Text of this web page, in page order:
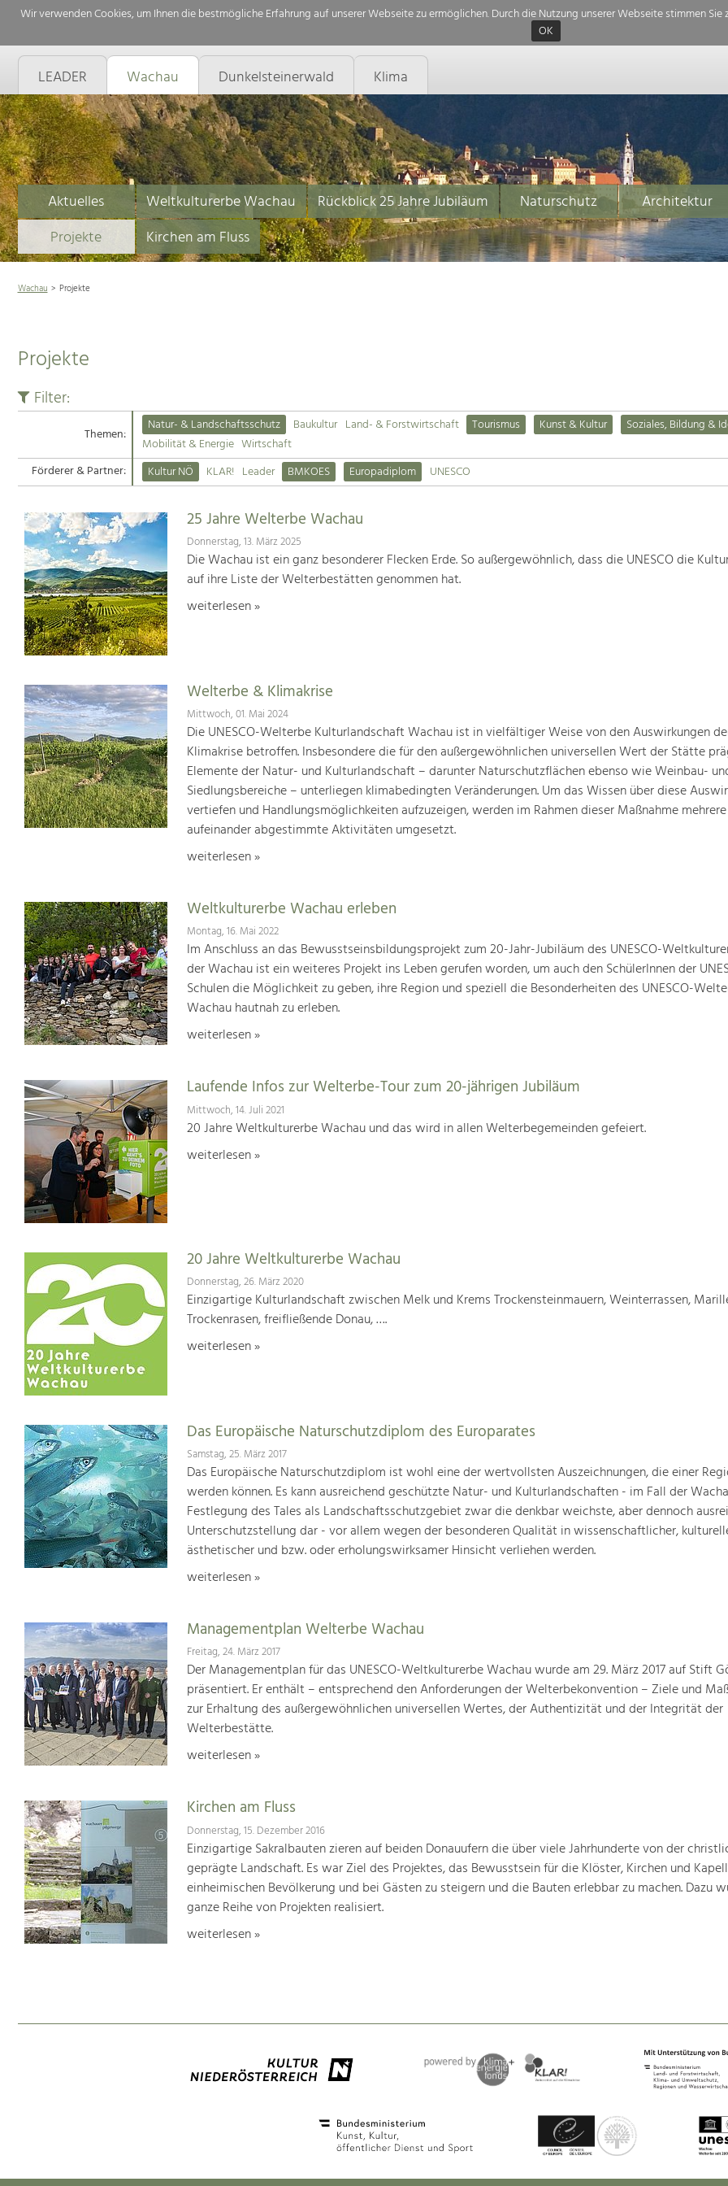
Wir verwenden Cookies, um Ihnen die bestmögliche Erfahrung auf unserer Webseite zu ermöglichen. Durch die Nutzung unserer Webseite stimmen
OK
LEADER Wachau Dunkelsteinerwald Klima
Aktuelles Weltkulturerbe Wachau Rückblick 25 Jahre Jubiläum Naturschutz Architektur
Projekte
Kirchen am Fluss
Wachau Projekte
Projekte
Filter:
Themen: Natur- & Landschaftsschutz Baukultur Land- & Forstwirtschaft Tourismus Kunst & Kultur
Soziales, Bildung &
Mobilität & Energie Wirtschaft
Förderer & Partner:
Kultur NÖ KLAR! Leader BMKOES Europadiplom UNESCO
25 Jahre Welterbe Wachau
Donnerstag, 13. März 2025
Die Wachau ist ein ganz besonderer Flecken Erde. So außergewöhnlich, dass die UNESCO die
auf ihre Liste der Welterbestätten genommen hat.
weiterlesen »
Welterbe & Klimakrise
Mittwoch, 01. Mai 2024
Die UNESCO-Welterbe Kulturlandschaft Wachau ist in vielfältiger Weise von den Auswirkungen
Klimakrise betroffen. Insbesondere die für den außergewöhnlichen universellen Wert der Stätte
Elemente der Natur- und Kulturlandschaft – darunter Naturschutzflächen ebenso wie Weinbau-
Siedlungsbereiche – unterliegen klimabedingten Veränderungen. Um das Wissen über diese
vertiefen und Handlungsmöglichkeiten aufzuzeigen, werden im Rahmen dieser Maßnahme mehrere
aufeinander abgestimmte Aktivitäten umgesetzt.
weiterlesen »
Weltkulturerbe Wachau erleben
Montag, 16. Mai 2022
Im Anschluss an das Bewusstseinsbildungsprojekt zum 20-Jahr-Jubiläum des UNESCO-
der Wachau ist ein weiteres Projekt ins Leben gerufen worden, um auch den SchülerInnen der
Schulen die Möglichkeit zu geben, ihre Region und speziell die Besonderheiten des UNESCO-
Wachau hautnah zu erleben.
weiterlesen »
Laufende Infos zur Welterbe-Tour zum 20-jährigen Jubiläum
Mittwoch, 14. Juli 2021
20 Jahre Weltkulturerbe Wachau und das wird in allen Welterbegemeinden gefeiert.
weiterlesen »
20 Jahre Weltkulturerbe Wachau
Donnerstag, 26. März 2020
Einzigartige Kulturlandschaft zwischen Melk und Krems Trockensteinmauern, Weinterrassen,
Trockenrasen, freifließende Donau, ….
weiterlesen »
Das Europäische Naturschutzdiplom des Europarates
Samstag, 25. März 2017
Das Europäische Naturschutzdiplom ist wohl eine der wertvollsten Auszeichnungen, die einer
werden können. Es kann ausreichend geschützte Natur- und Kulturlandschaften - im Fall der
Festlegung des Tales als Landschaftsschutzgebiet zwar die denkbar weichste, aber dennoch
Unterschutzstellung dar - vor allem wegen der besonderen Qualität in wissenschaftlicher,
ästhetischer und bzw. oder erholungswirksamer Hinsicht verliehen werden.
weiterlesen »
Managementplan Welterbe Wachau
Freitag, 24. März 2017
Der Managementplan für das UNESCO-Weltkulturerbe Wachau wurde am 29. März 2017 auf Stift
präsentiert. Er enthält – entsprechend den Anforderungen der Welterbekonvention – Ziele und
zur Erhaltung des außergewöhnlichen universellen Wertes, der Authentizität und der Integrität der
Welterbestätte.
weiterlesen »
Kirchen am Fluss
Donnerstag, 15. Dezember 2016
Einzigartige Sakralbauten zieren auf beiden Donauufern die über viele Jahrhunderte von der
geprägte Landschaft. Es war Ziel des Projektes, das Bewusstsein für die Klöster, Kirchen und
einheimischen Bevölkerung und bei Gästen zu steigern und die Bauten erlebbar zu machen. Dazu
ganze Reihe von Projekten realisiert.
weiterlesen »